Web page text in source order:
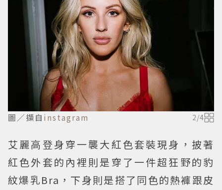
圖／擷自 instagram 2/4
艾麗高登身穿一襲大紅色套裝現身，披著
紅色外套的內裡則是穿了一件超狂野的豹
紋爆乳Bra，下身則是搭了同色的熱褲跟皮